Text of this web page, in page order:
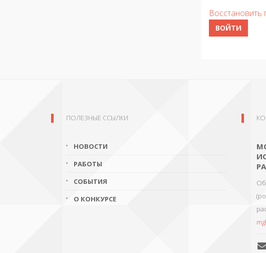
Восстановить
ВОЙТИ
ПОЛЕЗНЫЕ ССЫЛКИ
НОВОСТИ
РАБОТЫ
СОБЫТИЯ
О КОНКУРСЕ